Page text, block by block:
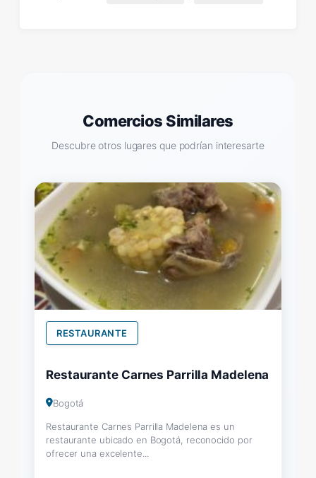
Comercios Similares
Descubre otros lugares que podrían interesarte
RESTAURANTE
Restaurante Carnes Parrilla Madelena
Bogotá
Restaurante Carnes Parrilla Madelena es un
restaurante ubicado en Bogotá, reconocido por
ofrecer una excelente...